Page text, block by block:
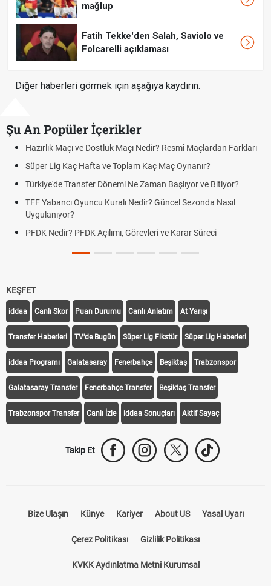
mağlup
Fatih Tekke'den Salah, Saviolo ve
Folcarelli açıklaması
Diğer haberleri görmek için aşağıya kaydırın.
Şu An Popüler İçerikler
Maçı ve Dostluk Maçı Nedir? Resmî Maçlardan Farkları
Lig Kaç Hafta ve Toplam Kaç Maç Oynanır?
Transfer Dönemi Ne Zaman Başlıyor ve Bitiyor?
Oyuncu Kuralı Nedir? Güncel Sezonda Nasıl
Nedir? PFDK Açılımı, Görevleri ve Karar Süreci
Puan
KEŞFET
iddaa Canlı Skor Puan Durumu Canlı Anlatım At Yarışı
Transfer Haberleri TV'de Bugün Süper Lig Fikstür Süper Lig Haberleri
iddaa Programı Galatasaray Fenerbahçe Beşiktaş Trabzonspor
Galatasaray Transfer Fenerbahçe Transfer Beşiktaş Transfer
Trabzonspor Transfer Canlı İzle iddaa Sonuçları Aktif Sayaç